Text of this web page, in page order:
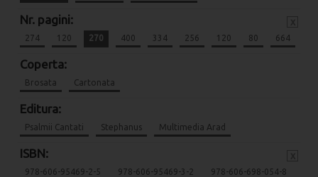
Nr. pagini:
274 120 270 400 334 256 120 80 664
Coperta:
Brosata Cartonata
Editura:
Psalmii Cantati Stephanus Multimedia Arad
ISBN:
978-606-95469-2-5 978-606-95469-3-2 978-606-698-054-8